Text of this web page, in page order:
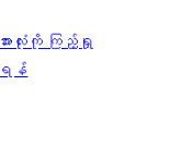
သုံးသပ်
ချက်
အားလုံးကို ကြည့်ရှု
ရန်